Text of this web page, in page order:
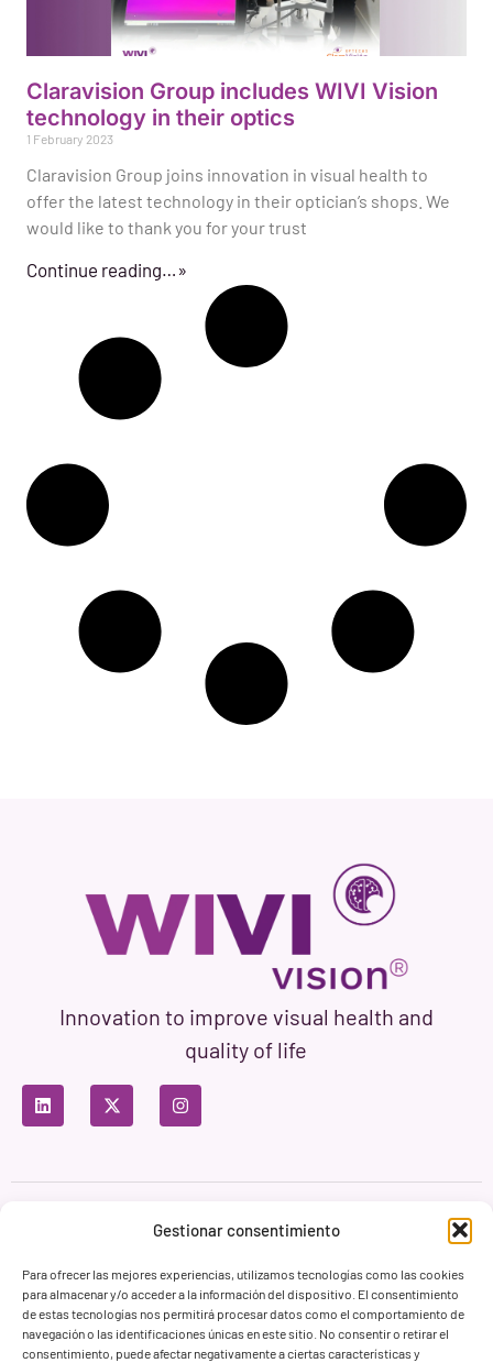
Gestionar consentimiento
Para ofrecer las mejores experiencias, utilizamos tecnologías como las cookies
para almacenar y/o acceder a la información del dispositivo. El consentimiento
de estas tecnologías nos permitirá procesar datos como el comportamiento de
navegación o las identificaciones únicas en este sitio. No consentir o retirar el
consentimiento, puede afectar negativamente a ciertas características y
Claravision Group includes WIVI Vision
technology in their optics
1 February 2023
Claravision Group joins innovation in visual health to
offer the latest technology in their optician’s shops. We
would like to thank you for your trust
Continue reading…»
Innovation to improve visual health and
quality of life
Privacy Policy Terms of Use
Cookie Policy